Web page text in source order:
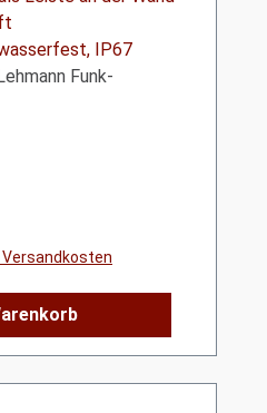
IP67
Funk-
Versandkosten